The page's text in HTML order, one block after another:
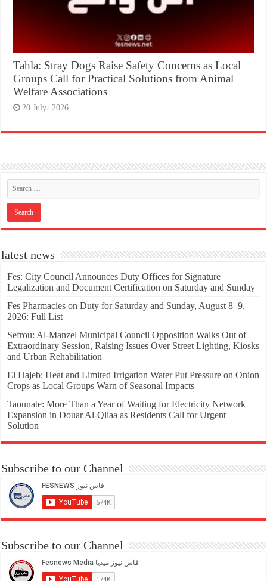
Tahla: Stray Dogs Raise Safety Concerns as Local
Groups Call for Practical Solutions from Animal
Welfare Associations
20 July، 2026
latest news
Fes: City Council Announces Duty Offices for Signature
Legalization and Document Certification on Saturday and Sunday
Fes Pharmacies on Duty for Saturday and Sunday, August 8–9,
2026: Full List
Sefrou: Al-Manzel Municipal Council Opposition Walks Out of
Extraordinary Session, Raising Issues Over Street Lighting, Kiosks
and Urban Rehabilitation
El Hajeb: Heat and Limited Irrigation Water Put Pressure on Onion
Crops as Local Groups Warn of Seasonal Impacts
Taounate: More Than a Year of Waiting for Electricity Network
Expansion in Douar Al-Qliaa as Residents Call for Urgent
Solution
Subscribe to our Channel
Subscribe to our Channel